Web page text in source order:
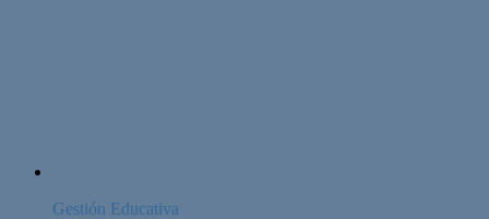
Gestión Educativa